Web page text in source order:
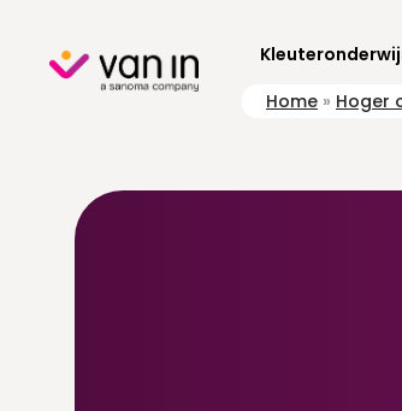
content
Home » Hoger